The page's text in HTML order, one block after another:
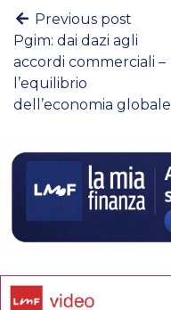
Previous post
Pgim: dai dazi agli
accordi commerciali –
l’equilibrio
dell’economia globale